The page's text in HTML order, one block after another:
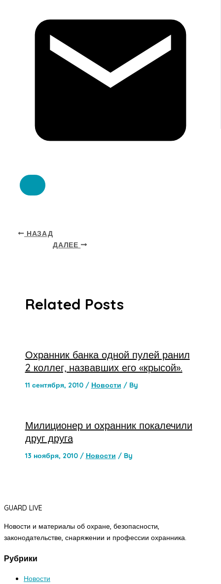
НАЗАД
ДАЛЕЕ
Related Posts
Охранник банка одной пулей ранил
2 коллег, назвавших его «крысой».
11 сентября, 2010 / Новости / By
Милиционер и охранник покалечили
друг друга
13 ноября, 2010 / Новости / By
GUARD LIVE
Новости и материалы об охране, безопасности,
законодательстве, снаряжении и профессии охранника.
Рубрики
Новости